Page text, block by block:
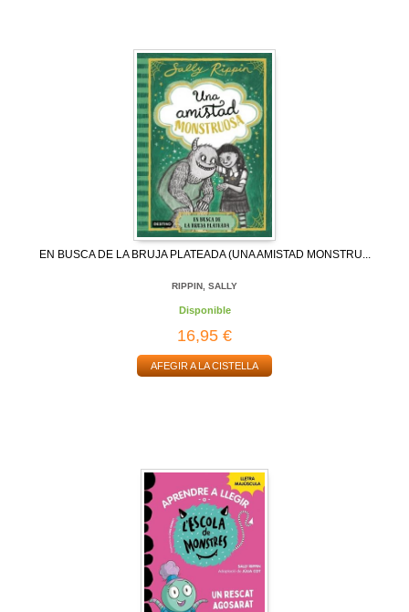
EN BUSCA DE LA BRUJA PLATEADA (UNA AMISTAD MONSTRU...
RIPPIN, SALLY
Disponible
16,95 €
AFEGIR A LA CISTELLA